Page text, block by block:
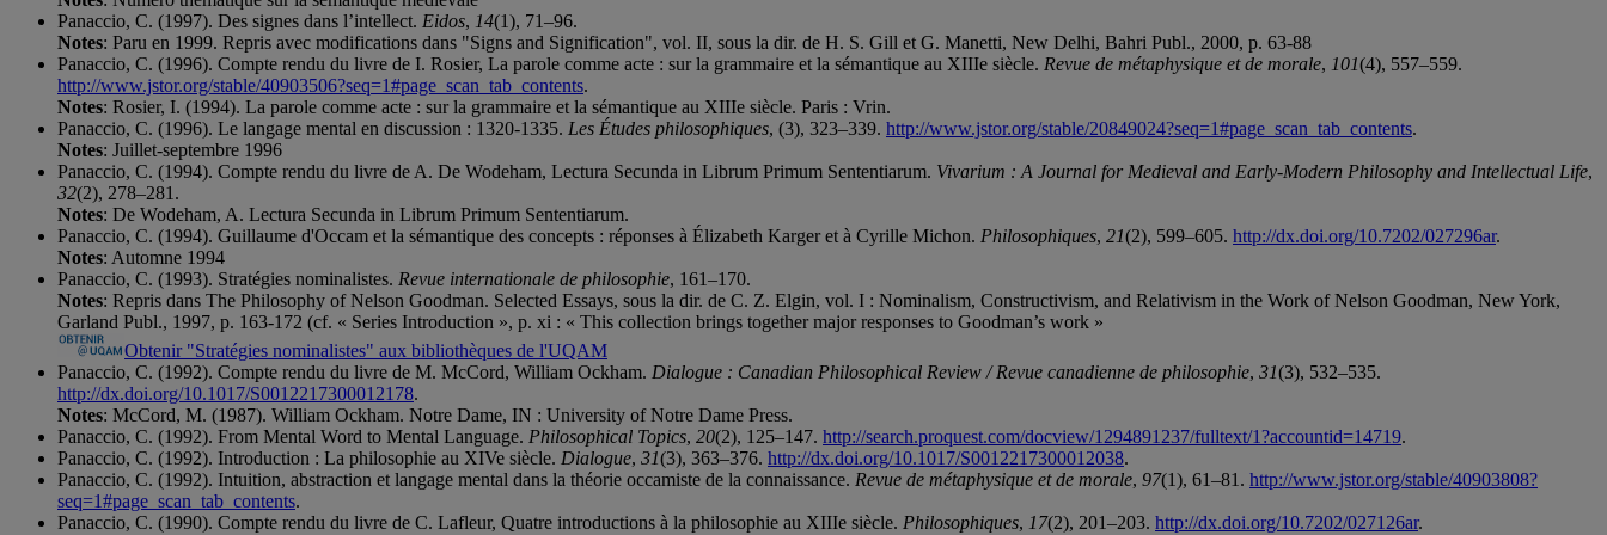
Panaccio, C. (1997). Des signes dans l’intellect. Eidos, 14(1), 71–96.
Notes: Paru en 1999. Repris avec modifications dans "Signs and Signification", vol. II, sous la dir. de H. S. Gill et G. Manetti, New Delhi, Bahri Publ., 2000, p. 63-88
Panaccio, C. (1996). Compte rendu du livre de I. Rosier, La parole comme acte : sur la grammaire et la sémantique au XIIIe siècle. Revue de métaphysique et de morale, 101(4), 557–559.
http://www.jstor.org/stable/40903506?seq=1#page_scan_tab_contents.
Notes: Rosier, I. (1994). La parole comme acte : sur la grammaire et la sémantique au XIIIe siècle. Paris : Vrin.
Panaccio, C. (1996). Le langage mental en discussion : 1320-1335. Les Études philosophiques, (3), 323–339. http://www.jstor.org/stable/20849024?seq=1#page_scan_tab_contents.
Notes: Juillet-septembre 1996
Panaccio, C. (1994). Compte rendu du livre de A. De Wodeham, Lectura Secunda in Librum Primum Sententiarum. Vivarium : A Journal for Medieval and Early-Modern Philosophy and Intellectual Life,
32(2), 278–281.
Notes: De Wodeham, A. Lectura Secunda in Librum Primum Sententiarum.
Panaccio, C. (1994). Guillaume d'Occam et la sémantique des concepts : réponses à Élizabeth Karger et à Cyrille Michon. Philosophiques, 21(2), 599–605. http://dx.doi.org/10.7202/027296ar.
Notes: Automne 1994
Panaccio, C. (1993). Stratégies nominalistes. Revue internationale de philosophie, 161–170.
Notes: Repris dans The Philosophy of Nelson Goodman. Selected Essays, sous la dir. de C. Z. Elgin, vol. I : Nominalism, Constructivism, and Relativism in the Work of Nelson Goodman, New York,
Garland Publ., 1997, p. 163-172 (cf. « Series Introduction », p. xi : « This collection brings together major responses to Goodman’s work »
Obtenir "Stratégies nominalistes" aux bibliothèques de l'UQAM
Panaccio, C. (1992). Compte rendu du livre de M. McCord, William Ockham. Dialogue : Canadian Philosophical Review / Revue canadienne de philosophie, 31(3), 532–535.
http://dx.doi.org/10.1017/S0012217300012178.
Notes: McCord, M. (1987). William Ockham. Notre Dame, IN : University of Notre Dame Press.
Panaccio, C. (1992). From Mental Word to Mental Language. Philosophical Topics, 20(2), 125–147. http://search.proquest.com/docview/1294891237/fulltext/1?accountid=14719.
Panaccio, C. (1992). Introduction : La philosophie au XIVe siècle. Dialogue, 31(3), 363–376. http://dx.doi.org/10.1017/S0012217300012038.
Panaccio, C. (1992). Intuition, abstraction et langage mental dans la théorie occamiste de la connaissance. Revue de métaphysique et de morale, 97(1), 61–81. http://www.jstor.org/stable/40903808?
seq=1#page_scan_tab_contents.
Panaccio, C. (1990). Compte rendu du livre de C. Lafleur, Quatre introductions à la philosophie au XIIIe siècle. Philosophiques, 17(2), 201–203. http://dx.doi.org/10.7202/027126ar.